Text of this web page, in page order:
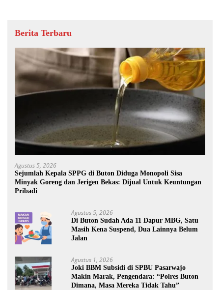
Berita Terbaru
Agustus 5, 2026
Sejumlah Kepala SPPG di Buton Diduga Monopoli Sisa
Minyak Goreng dan Jerigen Bekas: Dijual Untuk Keuntungan
Pribadi
Agustus 5, 2026
Di Buton Sudah Ada 11 Dapur MBG, Satu
Masih Kena Suspend, Dua Lainnya Belum
Jalan
Agustus 1, 2026
Joki BBM Subsidi di SPBU Pasarwajo
Makin Marak, Pengendara: “Polres Buton
Dimana, Masa Mereka Tidak Tahu”